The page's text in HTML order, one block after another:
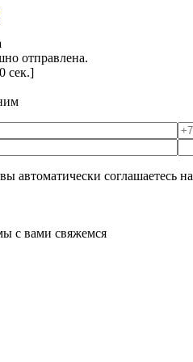
отправлена.
сек.]
автоматически соглашаетесь на
с вами свяжемся